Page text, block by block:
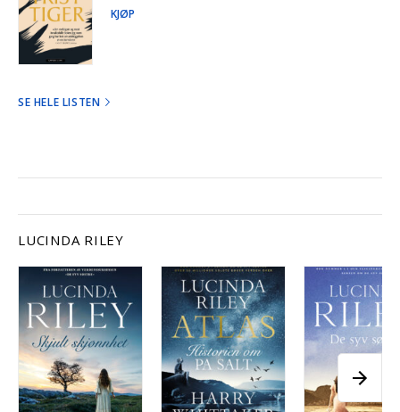
KJØP
SE HELE LISTEN
LUCINDA RILEY